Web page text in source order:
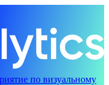
по визуальному